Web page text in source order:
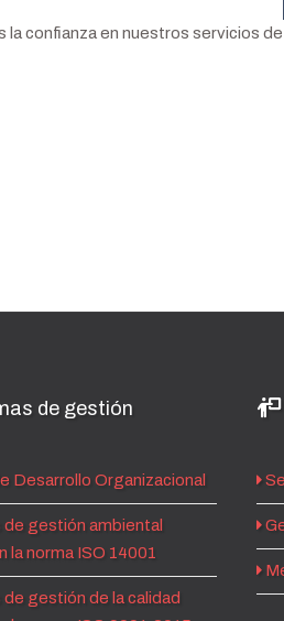
la confianza en nuestros servicios
de gestión
Desarrollo Organizacional
gestión ambiental
la norma ISO 14001
gestión de la calidad